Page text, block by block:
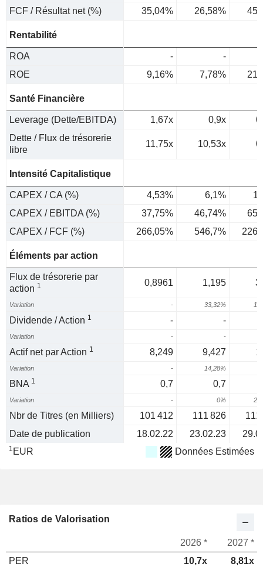
FCF / Résultat net (%)
35,04% 26,58%
Rentabilité
ROA -
-
ROE
9,16% 7,78%
Santé Financière
Leverage (Dette/EBITDA) 1,67x 0,9x
Dette / Flux de trésorerie
libre
11,75x 10,53x
Intensité Capitalistique
CAPEX / CA (%) 4,53% 6,1%
CAPEX / EBITDA (%)
37,75% 46,74%
CAPEX / FCF (%)
266,05% 546,7%
Éléments par action
Flux de trésorerie par
action 1 0,8961 1,195
Variation - 33,32%
Dividende / Action 1 - -
Variation - -
Actif net par Action 1 8,249 9,427
Variation - 14,28%
BNA 1 0,7 0,7
Variation - 0%
Nbr de Titres (en Milliers) 101 412 111 826
111
Date de publication
18.02.22 23.02.23
1 EUR Données Estimées
Ratios de Valorisation
2026 *
2027 *
PER
10,7x 8,81x